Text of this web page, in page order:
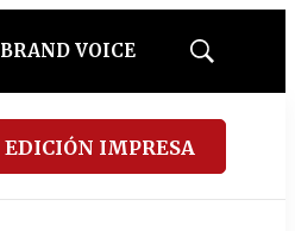
BRAND VOICE
Mostrar
EDICIÓN IMPRESA